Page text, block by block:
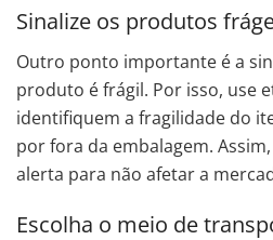
Sinalize os produtos
Outro ponto importante é a
produto é frágil. Por isso, use
identifiquem a fragilidade do
por fora da embalagem.
alerta para não afetar a
Escolha o meio de